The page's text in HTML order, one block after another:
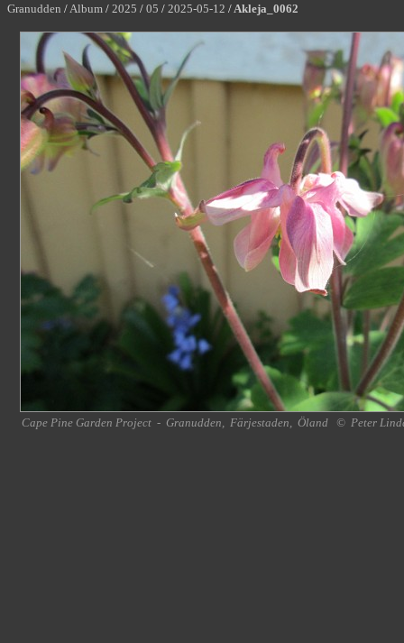
Granudden /Album / 2025 / 05 / 2025-05-12 /Akleja_0062
Cape Pine Garden Project - Granudden, Färjestaden, Öland © Peter